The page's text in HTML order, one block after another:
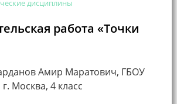
дисциплины
работа «Точки
Амир Маратович, ГБОУ
Москва, 4 класс